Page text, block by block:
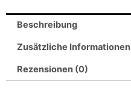
Beschreibung
Zusätzliche Informationen
Rezensionen (0)